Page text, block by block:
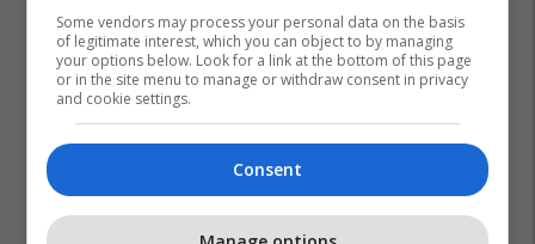
Some vendors may process your personal data on the basis
of legitimate interest, which you can object to by managing
your options below. Look for a link at the bottom of this page
or in the site menu to manage or withdraw consent in privacy
and cookie settings.
Consent